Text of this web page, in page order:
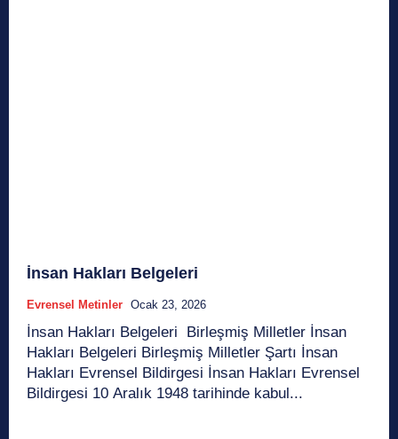
İnsan Hakları Belgeleri
Evrensel Metinler Ocak 23, 2026
İnsan Hakları Belgeleri Birleşmiş Milletler İnsan
Hakları Belgeleri Birleşmiş Milletler Şartı İnsan
Hakları Evrensel Bildirgesi İnsan Hakları Evrensel
Bildirgesi 10 Aralık 1948 tarihinde kabul...